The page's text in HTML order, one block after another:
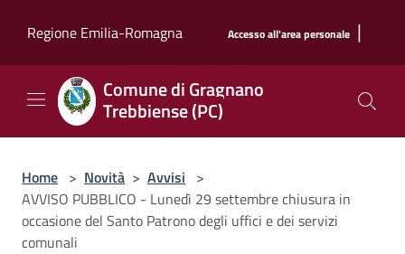
Regione Emilia-Romagna
Accesso all'area personale |
Comune di Gragnano
Trebbiense (PC)
Home > Novità > Avvisi >
AVVISO PUBBLICO - Lunedì 29 settembre chiusura in
occasione del Santo Patrono degli uffici e dei servizi
comunali